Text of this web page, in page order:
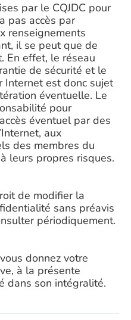
par le CQJDC pour
pas accès par
renseignements
il se peut que de
En effet, le réseau
de sécurité et le
Internet est donc sujet
éventuelle. Le
pour
éventuel par des
aux
des membres du
leurs propres risques.
de modifier la
sans préavis
périodiquement.
donnez votre
à la présente
dans son intégralité.